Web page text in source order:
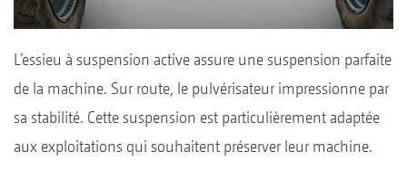
L’essieu à suspension active assure une suspension parfaite
de la machine. Sur route, le pulvérisateur impressionne par
sa stabilité. Cette suspension est particulièrement adaptée
aux exploitations qui souhaitent préserver leur machine.